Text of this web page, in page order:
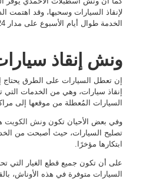
لإنقاذ السيارات وسحبها، وقد اهتمت
الخدمة طوال أيام الأسبوع على مدار 24 ساعة.
ونش إنقاذ
إن تعطل السيارات على الطرق
إنقاذ سيارات، وهي من الخدمات
السيارات المُعطلة من موقعها إلى
وفي بعض الأحيان تكون ونش الكويت
تصليح السيارات، حيث أصبحت من
ابتكارها مؤخرًا.
على أن تكون جميع قطع الغيار التي
السيارات متوفرة في هذه الأوناش،